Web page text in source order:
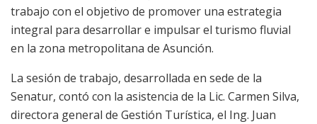
trabajo con el objetivo de promover una estrategia
integral para desarrollar e impulsar el turismo fluvial
en la zona metropolitana de Asunción.
La sesión de trabajo, desarrollada en sede de la
Senatur, contó con la asistencia de la Lic. Carmen Silva,
directora general de Gestión Turística, el Ing. Juan